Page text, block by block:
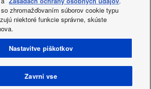
Instagram Youtube
LinkedIn
Stopite v stik z nami
Novice
zhromažďovaním súborov cookie typu
niektoré funkcie správne, skúste
Nastavitve piškotkov
Zavrni vse